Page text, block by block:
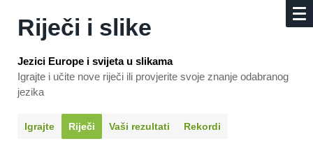
Riječi i slike
Jezici Europe i svijeta u slikama
Igrajte i učite nove riječi ili provjerite svoje znanje odabranog
jezika
Igrajte Riječi Vaši rezultati Rekordi